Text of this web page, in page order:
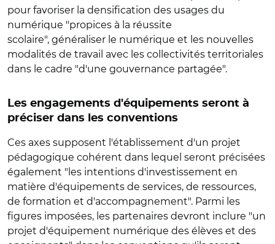
pour favoriser la densification des usages du
numérique "propices à la réussite
scolaire", généraliser le numérique et les nouvelles
modalités de travail avec les collectivités territoriales
dans le cadre "d'une gouvernance partagée".
Les engagements d'équipements seront à
préciser dans les conventions
Ces axes supposent l'établissement d'un projet
pédagogique cohérent dans lequel seront précisées
également "les intentions d'investissement en
matière d'équipements de services, de ressources,
de formation et d'accompagnement". Parmi les
figures imposées, les partenaires devront inclure "un
projet d'équipement numérique des élèves et des